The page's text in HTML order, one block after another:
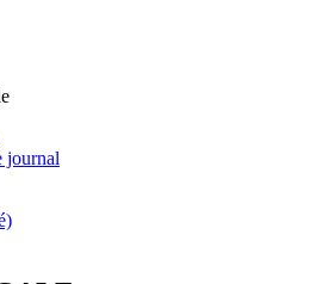
journal